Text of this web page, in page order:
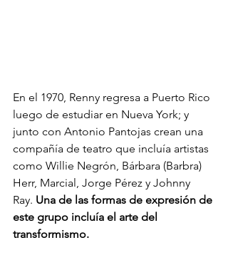
En el 1970, Renny regresa a Puerto Rico
luego de estudiar en Nueva York; y
junto con Antonio Pantojas crean una
compañía de teatro que incluía artistas
como Willie Negrón, Bárbara (Barbra)
Herr, Marcial, Jorge Pérez y Johnny
Ray. Una de las formas de expresión de
este grupo incluía el arte del
transformismo.